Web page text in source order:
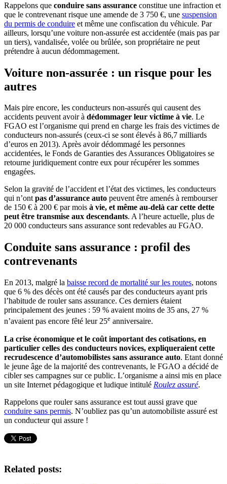
Rappelons que conduire sans assurance constitue une infraction et
que le contrevenant risque une amende de 3 750 €, une suspension
du permis de conduire et même une confiscation du véhicule. Par
ailleurs, lorsqu’une voiture non-assurée est accidentée (mais pas par
un tiers), vandalisée, volée ou brûlée, son propriétaire ne peut
prétendre à aucun dédommagement.
Voiture non-assurée : un risque pour les
autres
Mais pire encore, les conducteurs non-assurés qui causent des
accidents peuvent avoir à dédommager leur victime à vie. Le
FGAO est l’organisme qui prend en charge les frais des victimes de
conducteurs non-assurés (ceux-ci se sont élevés à 86,7 milliards
d’euros en 2013). Après avoir dédommagé les personnes
accidentées, le Fonds de Garanties des Assurances Obligatoires se
retourne juridiquement contre eux pour récupérer les sommes
engagées.
Selon la gravité de l’accident et l’état des victimes, les conducteurs
qui n’ontpas d’assurance auto peuvent être amenés à rembourser
de 150 € à 200 € par mois à vie, et même au-delà car cette dette
peut être transmise aux descendants. A l’heure actuelle, plus de
20 000 conducteurs sans assurance sont redevables au FGAO.
Conduite sans assurance : profil des
contrevenants
En 2013, malgré la baisse record de mortalité sur les routes, notons
que 6 % des décès ont été causés par des conducteurs ayant pris
l’habitude de rouler sans assurance. Ces derniers étaient
principalement des jeunes : 59 % avaient moins de 35 ans, 27 %
n’avaient pas encore fêté leur 25e anniversaire.
La crise économique et le coût important des cotisations, en
particulier celles des conducteurs novices, expliqueraient cette
recrudescence d’automobilistes sans assurance auto. Etant donné
le jeune âge de la majorité des contrevenants, le FGAO a décidé de
cibler ses campagnes sur ce public. L’organisme a ainsi mis en place
un site Internet pédagogique et ludique intitulé Roulez assuré.
Rappelons que rouler sans assurance est tout aussi grave que
conduire sans permis. N’oubliez pas qu’un automobiliste assuré est
un conducteur qui assure !
Related posts: